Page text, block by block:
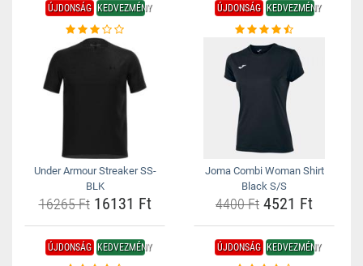
ÚJDONSÁG KEDVEZMÉNY
Under Armour Streaker SS-
BLK
16265 Ft16131 Ft
ÚJDONSÁG KEDVEZMÉNY
Joma Combi Woman Shirt
Black S/S
4400 Ft 4521 Ft
ÚJDONSÁG KEDVEZMÉNY ÚJDONSÁG KEDVEZMÉNY